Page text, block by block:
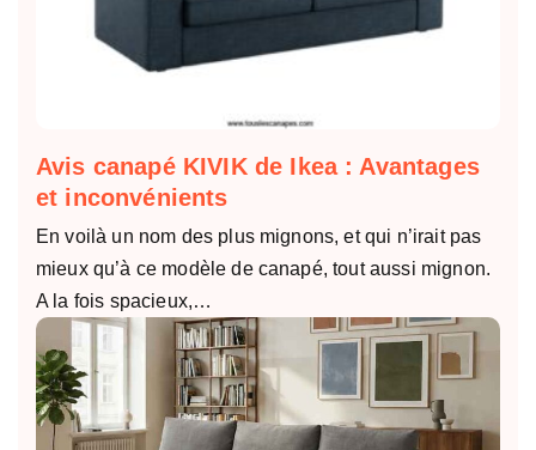
Avis canapé KIVIK de Ikea : Avantages
et inconvénients
En voilà un nom des plus mignons, et qui n’irait pas
mieux qu’à ce modèle de canapé, tout aussi mignon.
A la fois spacieux,…